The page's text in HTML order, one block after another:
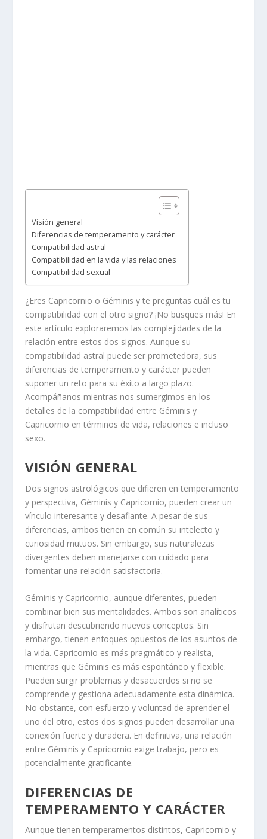
Visión general
Diferencias de temperamento y carácter
Compatibilidad astral
Compatibilidad en la vida y las relaciones
Compatibilidad sexual
¿Eres Capricornio o Géminis y te preguntas cuál es tu
compatibilidad con el otro signo? ¡No busques más! En
este artículo exploraremos las complejidades de la
relación entre estos dos signos. Aunque su
compatibilidad astral puede ser prometedora, sus
diferencias de temperamento y carácter pueden
suponer un reto para su éxito a largo plazo.
Acompáñanos mientras nos sumergimos en los
detalles de la compatibilidad entre Géminis y
Capricornio en términos de vida, relaciones e incluso
sexo.
VISIÓN GENERAL
Dos signos astrológicos que difieren en temperamento
y perspectiva, Géminis y Capricornio, pueden crear un
vínculo interesante y desafiante. A pesar de sus
diferencias, ambos tienen en común su intelecto y
curiosidad mutuos. Sin embargo, sus naturalezas
divergentes deben manejarse con cuidado para
fomentar una relación satisfactoria.
Géminis y Capricornio, aunque diferentes, pueden
combinar bien sus mentalidades. Ambos son analíticos
y disfrutan descubriendo nuevos conceptos. Sin
embargo, tienen enfoques opuestos de los asuntos de
la vida. Capricornio es más pragmático y realista,
mientras que Géminis es más espontáneo y flexible.
Pueden surgir problemas y desacuerdos si no se
comprende y gestiona adecuadamente esta dinámica.
No obstante, con esfuerzo y voluntad de aprender el
uno del otro, estos dos signos pueden desarrollar una
conexión fuerte y duradera. En definitiva, una relación
entre Géminis y Capricornio exige trabajo, pero es
potencialmente gratificante.
DIFERENCIAS DE
TEMPERAMENTO Y CARÁCTER
Aunque tienen temperamentos distintos, Capricornio y